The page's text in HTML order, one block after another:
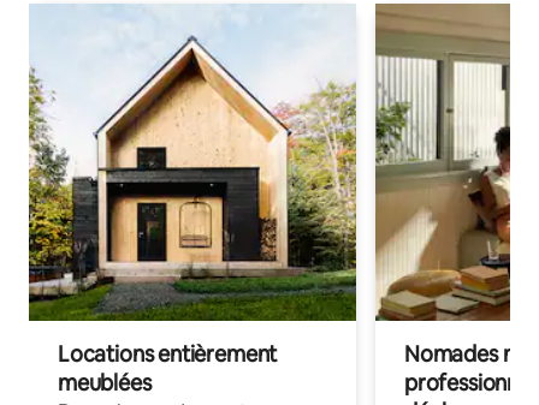
Locations entièrement
meublées
Nomades